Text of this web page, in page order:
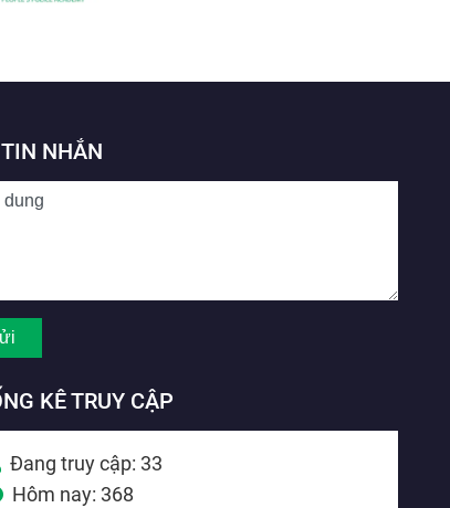
NHẮN
KÊ TRUY CẬP
Đang truy cập: 33
Hôm nay: 368